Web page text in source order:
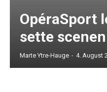
OpéraSport
sette
Marte Ytre-Hauge - 4. August